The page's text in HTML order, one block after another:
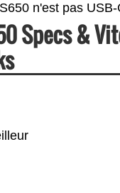
n'est pas USB-
Specs &